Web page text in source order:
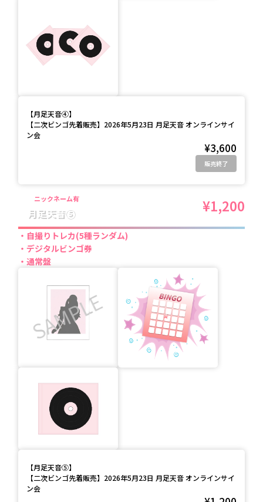
【月足天音④】
【二次ビンゴ先着販売】2026年5月23日 月足天音 オンラインサイ
ン会
¥3,600
販売終了
ニックネーム有
月足天音⑤ ¥1,200
自撮りトレカ(5種ランダム)
デジタルビンゴ券
通常盤
【月足天音⑤】
【二次ビンゴ先着販売】2026年5月23日 月足天音 オンラインサイ
ン会